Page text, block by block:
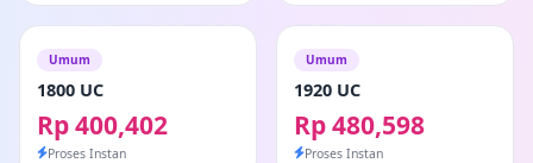
Umum
1800 UC
Rp 400,402
Proses Instan
Umum
1920 UC
Rp 480,598
Proses Instan